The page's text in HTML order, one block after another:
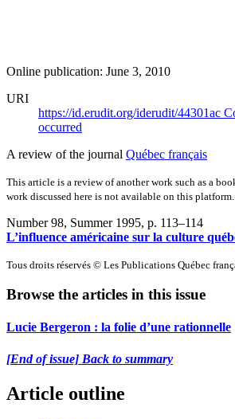
Online publication: June 3, 2010
URI
https://id.erudit.org/iderudit/44301ac
occurred
A review of the journal Québec français
This article is a review of another work such as a
work discussed here is not available on this platform.
Number 98, Summer 1995, p. 113–114
L’influence américaine sur la culture
Tous droits réservés © Les Publications Québec
Browse the articles in this issue
Lucie Bergeron : la folie d’une rationnelle
[End of issue] Back to summary
Article outline